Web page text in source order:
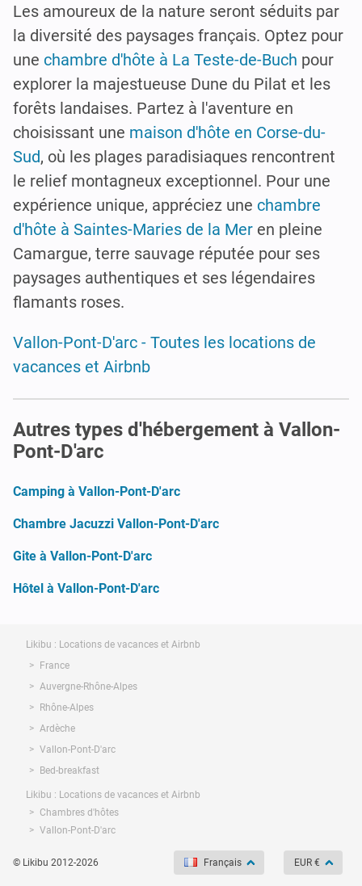
Les amoureux de la nature seront séduits par
la diversité des paysages français. Optez pour
une chambre d'hôte à La Teste-de-Buch pour
explorer la majestueuse Dune du Pilat et les
forêts landaises. Partez à l'aventure en
choisissant une maison d'hôte en Corse-du-
Sud, où les plages paradisiaques rencontrent
le relief montagneux exceptionnel. Pour une
expérience unique, appréciez une chambre
d'hôte à Saintes-Maries de la Mer en pleine
Camargue, terre sauvage réputée pour ses
paysages authentiques et ses légendaires
flamants roses.
Vallon-Pont-D'arc - Toutes les locations de
vacances et Airbnb
Autres types d'hébergement à Vallon-
Pont-D'arc
Camping à Vallon-Pont-D'arc
Chambre Jacuzzi Vallon-Pont-D'arc
Gite à Vallon-Pont-D'arc
Hôtel à Vallon-Pont-D'arc
Likibu : Locations de vacances et Airbnb
France
Auvergne-Rhône-Alpes
Rhône-Alpes
Ardèche
Vallon-Pont-D'arc
Bed-breakfast
Likibu : Locations de vacances et Airbnb
Chambres d'hôtes
Vallon-Pont-D'arc
© Likibu 2012-2026 Français EUR €